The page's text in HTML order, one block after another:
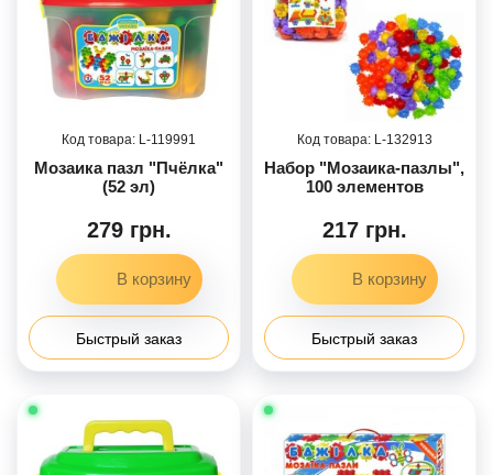
119991
Мозаика пазл "Пчёлка"
(52 эл)
279 грн.
Быстрый заказ
132913
Набор "Мозаика-пазлы",
100 элементов
217 грн.
Быстрый заказ